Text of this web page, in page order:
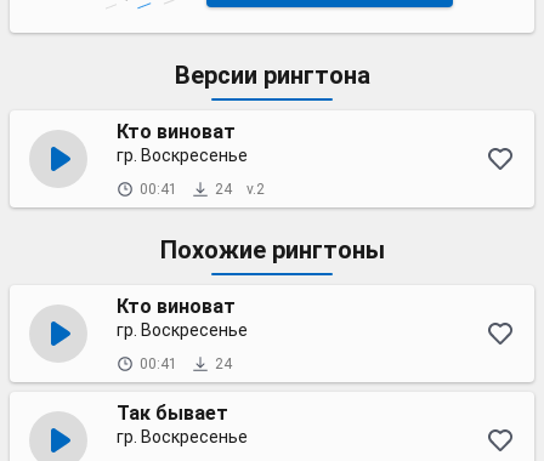
Версии рингтона
Кто виноват
гр. Воскресенье
00:41 24 v.2
Похожие рингтоны
Кто виноват
гр. Воскресенье
00:41 24
Так бывает
гр. Воскресенье